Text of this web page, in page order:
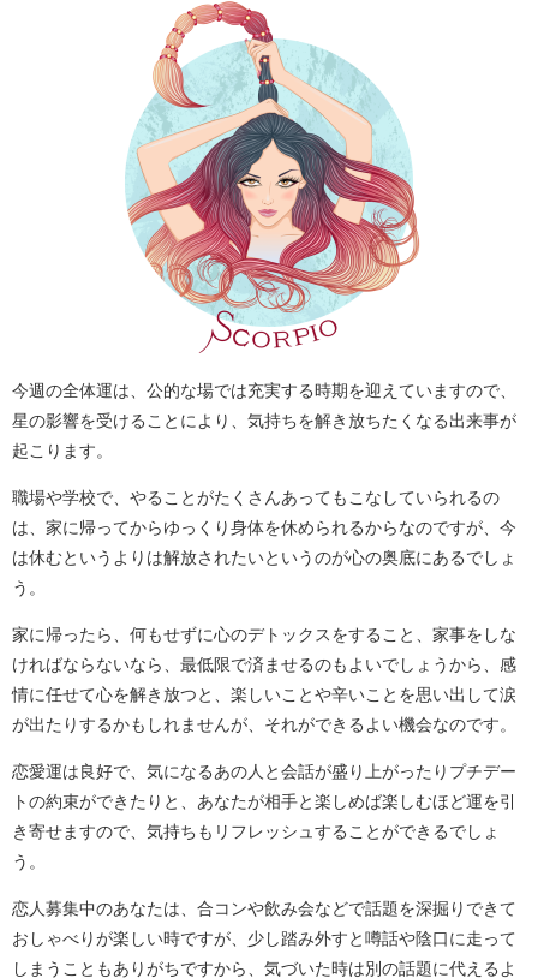
今週の全体運は、公的な場では充実する時期を迎えていますので、
星の影響を受けることにより、気持ちを解き放ちたくなる出来事が
起こります。
職場や学校で、やることがたくさんあってもこなしていられるの
は、家に帰ってからゆっくり身体を休められるからなのですが、今
は休むというよりは解放されたいというのが心の奥底にあるでしょ
う。
家に帰ったら、何もせずに心のデトックスをすること、家事をしな
ければならないなら、最低限で済ませるのもよいでしょうから、感
情に任せて心を解き放つと、楽しいことや辛いことを思い出して涙
が出たりするかもしれませんが、それができるよい機会なのです。
恋愛運は良好で、気になるあの人と会話が盛り上がったりプチデー
トの約束ができたりと、あなたが相手と楽しめば楽しむほど運を引
き寄せますので、気持ちもリフレッシュすることができるでしょ
う。
恋人募集中のあなたは、合コンや飲み会などで話題を深掘りできて
おしゃべりが楽しい時ですが、少し踏み外すと噂話や陰口に走って
しまうこともありがちですから、気づいた時は別の話題に代えるよ